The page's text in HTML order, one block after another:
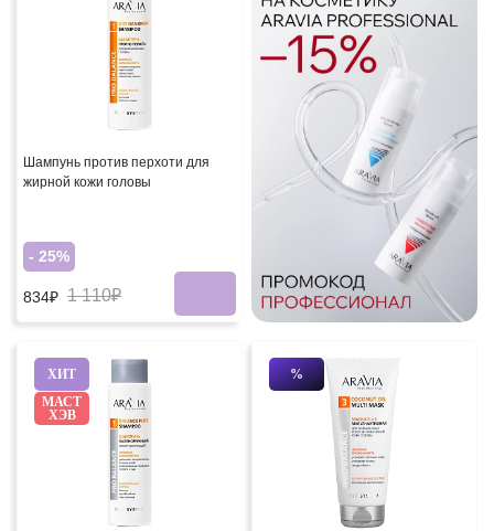
Шампунь против перхоти для
жирной кожи головы
- 25%
834₽ 1 110₽
ХИТ
МАСТ
ХЭВ
%